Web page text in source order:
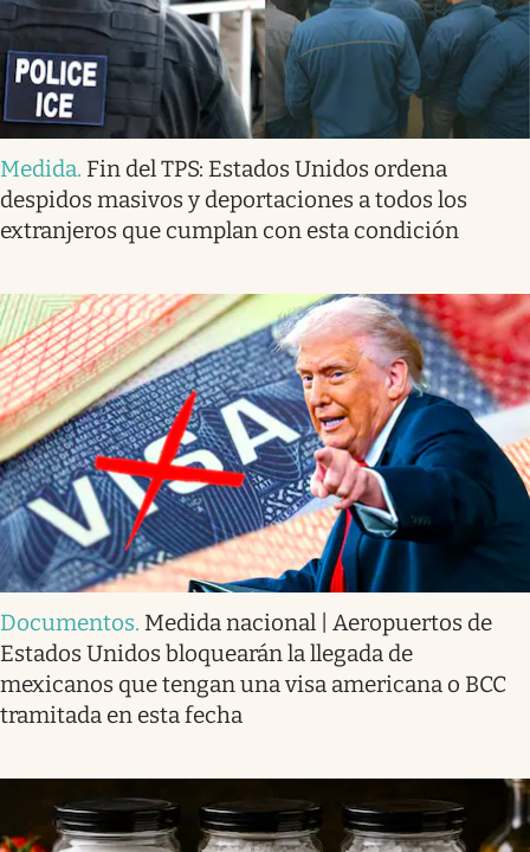
Medida. Fin del TPS: Estados Unidos ordena
despidos masivos y deportaciones a todos los
extranjeros que cumplan con esta condición
Documentos. Medida nacional | Aeropuertos de
Estados Unidos bloquearán la llegada de
mexicanos que tengan una visa americana o BCC
tramitada en esta fecha